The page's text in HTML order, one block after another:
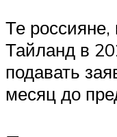
Те россияне,
Тайланд в
подавать
месяц до